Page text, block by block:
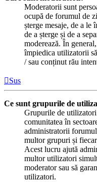
Moderatorii sunt
ocupă de forumul de
șterge mesaje, de a le
de a șterge și de a
moderează. În
împiedica utilizatorii
/ sau conținut rău
Sus
Ce sunt grupurile de
Grupurile de
comunitatea în
administratorii
multor grupuri și
Acest lucru ajută
multor utilizatori
moderator sau să
utilizatori.